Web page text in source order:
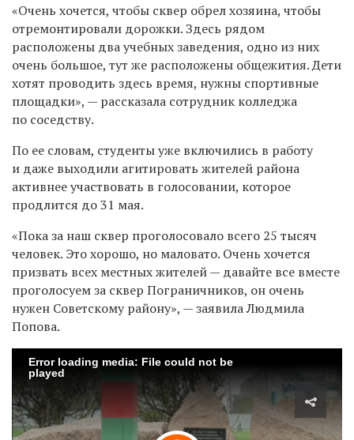
«Очень хочется, чтобы сквер обрел хозяина, чтобы
отремонтировали дорожки. Здесь рядом
расположены два учебных заведения, одно из них
очень большое, тут же расположены общежития. Дети
хотят проводить здесь время, нужны спортивные
площадки», — рассказала сотрудник колледжа
по соседству.
По ее словам, студенты уже включились в работу
и даже выходили агитировать жителей района
активнее участвовать в голосовании, которое
продлится до 31 мая.
«Пока за наш сквер проголосовало всего 25 тысяч
человек. Это хорошо, но маловато. Очень хочется
призвать всех местных жителей — давайте все вместе
проголосуем за сквер Пограничников, он очень
нужен Советскому району», — заявила Людмила
Попова.
Error loading media: File could not be
played